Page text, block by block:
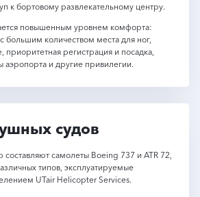
к бортовому развлекательному центру.
повышенным уровнем комфорта:
большим количеством места для ног,
приоритетная регистрация и посадка,
аэропорта и другие привилегии.
судов
самолеты Boeing 737 и ATR 72,
типов, эксплуатируемые
UTair Helicopter Services.